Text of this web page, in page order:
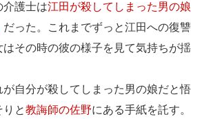
介護士は江田が殺してしまった男の娘
だった。これまでずっと江田への復讐
その時の彼の様子を見て気持ちが揺
自分が殺してしまった男の娘だと悟
と教誨師の佐野にある手紙を託す。